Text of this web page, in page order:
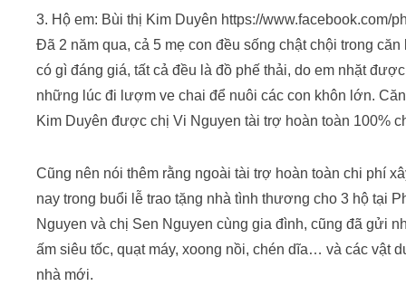
3. Hộ em: Bùi thị Kim Duyên https://www.facebook.com/
Đã 2 năm qua, cả 5 mẹ con đều sống chật chội trong
có gì đáng giá, tất cả đều là đồ phế thải, do em nhặt
những lúc đi lượm ve chai để nuôi các con khôn lớn.
Kim Duyên được chị Vi Nguyen tài trợ hoàn toàn 100%
Cũng nên nói thêm rằng ngoài tài trợ hoàn toàn chi phí
nay trong buổi lễ trao tặng nhà tình thương cho 3 hộ tại
Nguyen và chị Sen Nguyen cùng gia đình, cũng đã gửi
ấm siêu tốc, quạt máy, xoong nồi, chén dĩa… và các vật
nhà mới.